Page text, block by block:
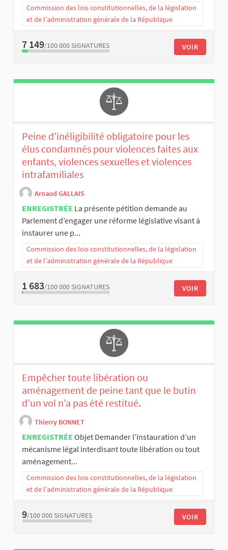
Commission des lois constitutionnelles, de la législation
et de l’administration générale de la République
7 149/100 000 SIGNATURES VOIR
Peine d’inéligibilité obligatoire pour les
élus condamnés pour violences faites aux
enfants, violences sexuelles et violences
intrafamiliales
Arnaud GALLAIS
ENREGISTRÉE La présente pétition demande au
Parlement d’engager une réforme législative visant à
instaurer une p...
Commission des lois constitutionnelles, de la législation
et de l’administration générale de la République
1 683/100 000 SIGNATURES VOIR
Empêcher toute libération ou
aménagement de peine tant que le butin
d’un vol n’a pas été restitué.
Thierry BONNET
ENREGISTRÉE Objet Demander l’instauration d’un
mécanisme légal interdisant toute libération ou tout
aménagement...
Commission des lois constitutionnelles, de la législation
et de l’administration générale de la République
9/100 000 SIGNATURES VOIR